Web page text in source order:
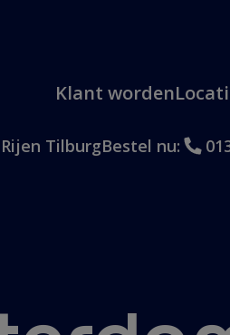
Klant worden
TilburgBestel nu: